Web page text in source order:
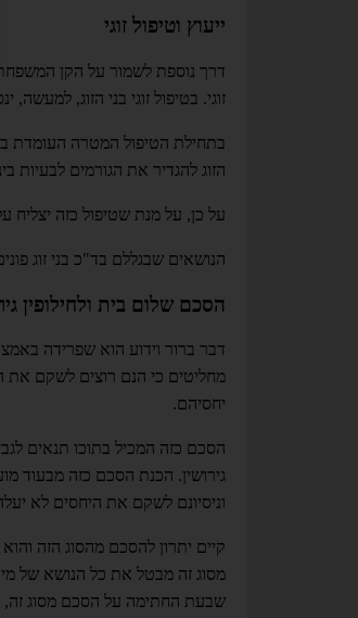
ייעוץ וטיפול זוגי
דרך נוספת לשמור על הקן
זוגי. בטיפול זוגי בני הזוג,
בתחילת הטיפול המטרה העומדת
הזוג להגדיר את הגורמים
על כן, על מנת שטיפול כזה יצליח
הנושאים שבגללם בד"כ בני זוג
הסכם שלום בית ולחילופין
דבר ברור וידוע הוא שפרידה
מחליטים כי הנם רוצים לשקם את
יחסיהם.
הסכם כזה המכיל בתוכו תנאים
גירושין. הכנת הסכם כזה מבעוד
וניסיונם לשקם את היחסים לא
קיים יתרון להסכם מהסוג הזה
מסוג זה מבטל את כל הנושא של
שבעת החתימה על הסכם מסוג זה,